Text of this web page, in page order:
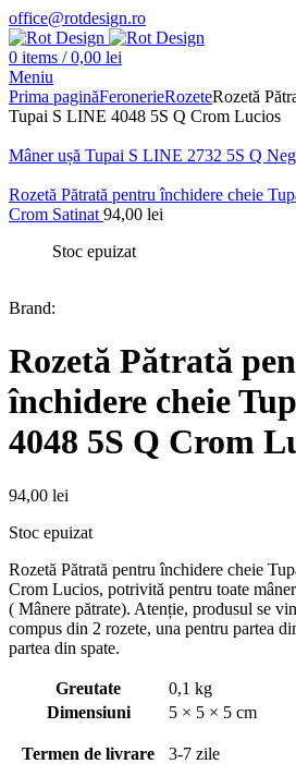
office@rotdesign.ro
0 items / 0,00 lei
Meniu
Prima paginăFeronerieRozeteRozetă
Tupai S LINE 4048 5S Q Crom Lucios
Mâner ușă Tupai S LINE 2732 5S Q
Rozetă Pătrată pentru închidere cheie
Crom Satinat 94,00 lei
Stoc epuizat
Brand:
Rozetă Pătrată
închidere cheie
4048 5S Q Crom
94,00 lei
Stoc epuizat
Rozetă Pătrată pentru închidere cheie
Crom Lucios, potrivită pentru toate
( Mânere pătrate). Atenție, produsul se
compus din 2 rozete, una pentru partea
partea din spate.
Greutate
0,1 kg
Dimensiuni
5 × 5 × 5 cm
Termen de livrare 3-7 zile